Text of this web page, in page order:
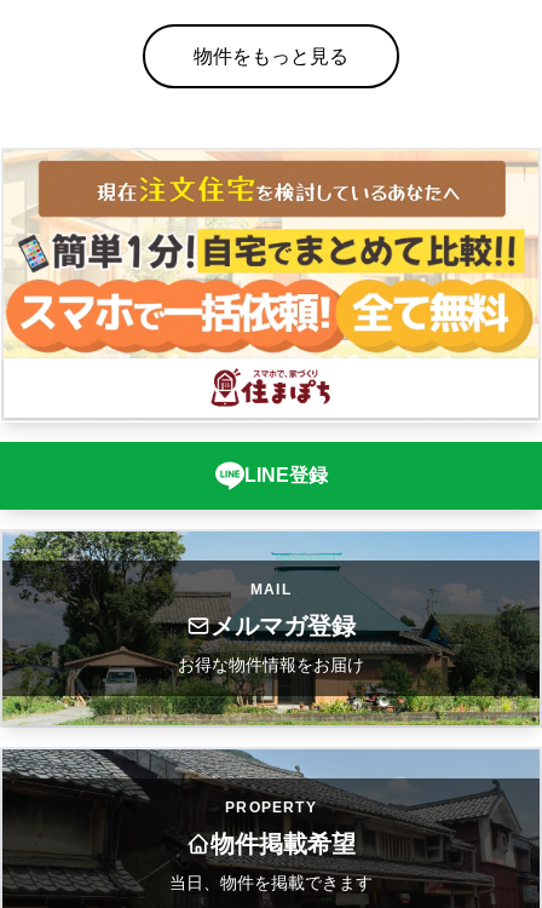
物件をもっと見る
LINE登録
MAIL
メルマガ登録
お得な物件情報をお届け
PROPERTY
物件掲載希望
当日、物件を掲載できます